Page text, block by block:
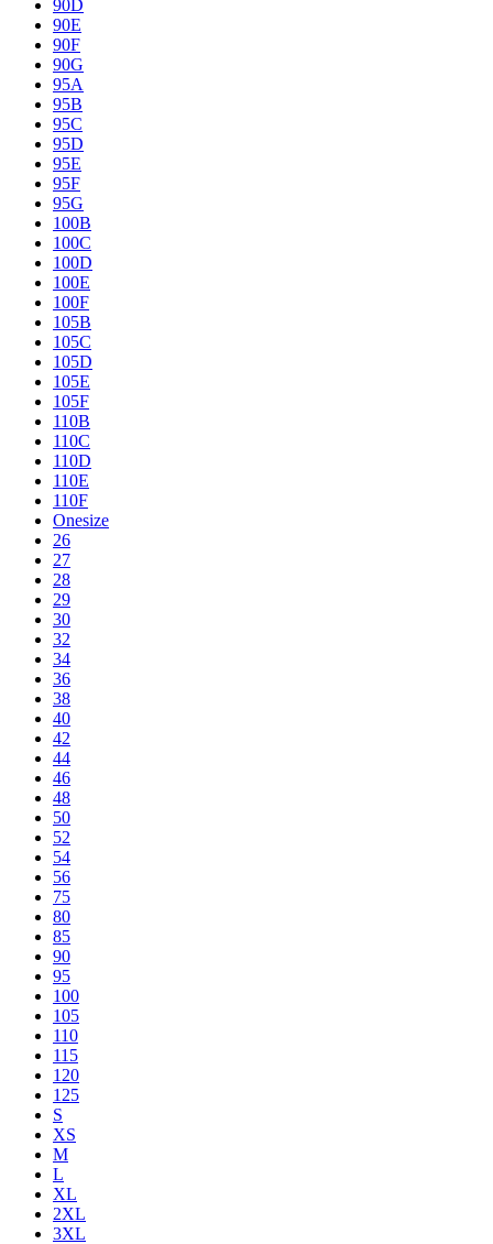
90D
90E
90F
90G
95A
95B
95C
95D
95E
95F
95G
100B
100C
100D
100E
100F
105B
105C
105D
105E
105F
110B
110C
110D
110E
110F
Onesize
26
27
28
29
30
32
34
36
38
40
42
44
46
48
50
52
54
56
75
80
85
90
95
100
105
110
115
120
125
S
XS
M
L
XL
2XL
3XL